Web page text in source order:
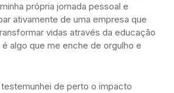
própria jornada pessoal e
ativamente de uma empresa que
vidas através da educação
algo que me enche de orgulho e
de perto o impacto